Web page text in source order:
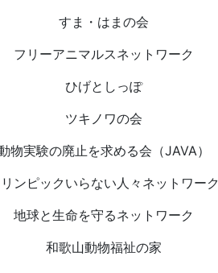
すま・はまの会
フリーアニマルスネットワーク
ひげとしっぽ
ツキノワの会
物実験の廃止を求める会（JAVA）
ンピックいらない人々ネットワーク
地球と生命を守るネットワーク
和歌山動物福祉の家